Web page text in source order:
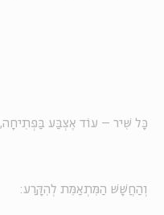
כָּל שִׁיר – עוֹד אֶצְבַּע בַּפְּתִיחָה,
וְהַחֲשָׁשׁ הַמִּתְאַמֵּת לְהִקָּרַע: